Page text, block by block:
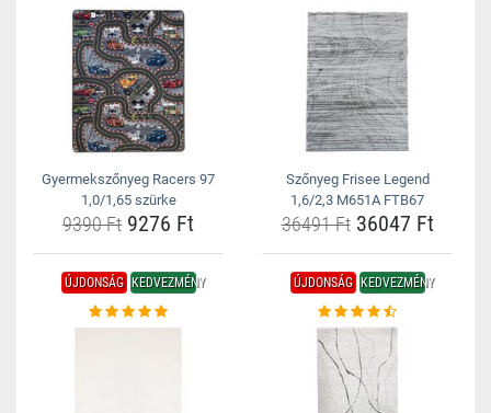
Gyermekszőnyeg Racers 97
1,0/1,65 szürke
9390 Ft 9276 Ft
Szőnyeg Frisee Legend
1,6/2,3 M651A FTB67
36491 Ft36047 Ft
ÚJDONSÁG KEDVEZMÉNY ÚJDONSÁG KEDVEZMÉNY